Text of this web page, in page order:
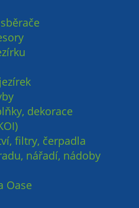
dekorace
filtry, čerpadla
nářadí, nádoby
Oase